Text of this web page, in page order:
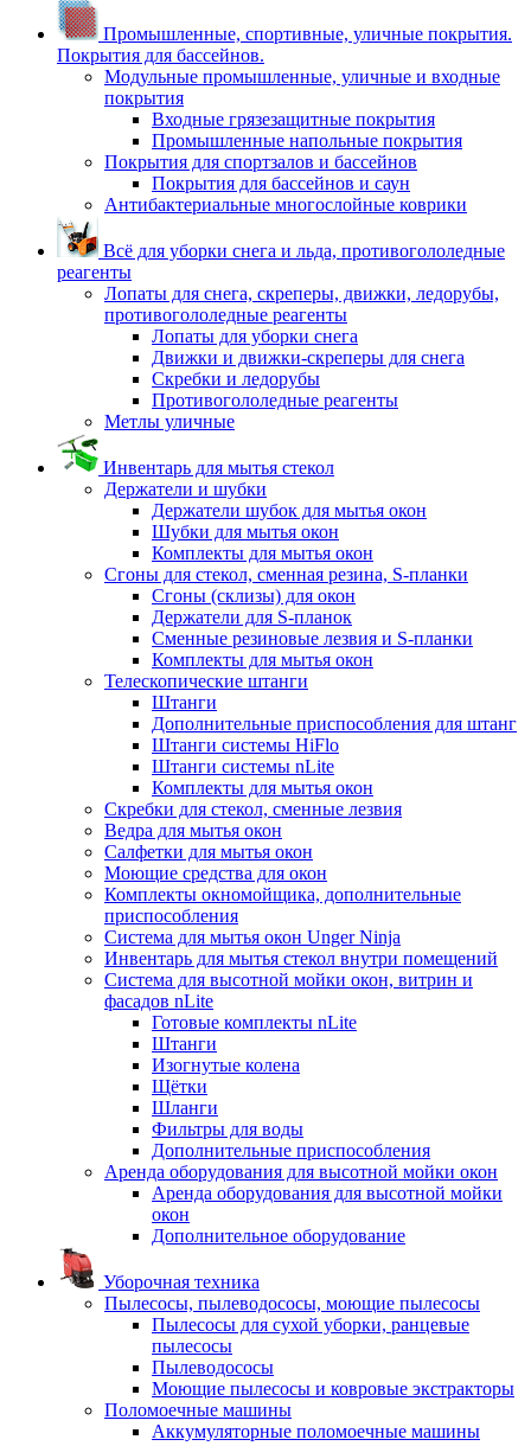
Промышленные, спортивные, уличные покрытия.
Покрытия для бассейнов.
Модульные промышленные, уличные и входные
покрытия
Входные грязезащитные покрытия
Промышленные напольные покрытия
Покрытия для спортзалов и бассейнов
Покрытия для бассейнов и саун
Антибактериальные многослойные коврики
Всё для уборки снега и льда, противогололедные
реагенты
Лопаты для снега, скреперы, движки, ледорубы,
противогололедные реагенты
Лопаты для уборки снега
Движки и движки-скреперы для снега
Скребки и ледорубы
Противогололедные реагенты
Метлы уличные
Инвентарь для мытья стекол
Держатели и шубки
Держатели шубок для мытья окон
Шубки для мытья окон
Комплекты для мытья окон
Сгоны для стекол, сменная резина, S-планки
Сгоны (склизы) для окон
Держатели для S-планок
Сменные резиновые лезвия и S-планки
Комплекты для мытья окон
Телескопические штанги
Штанги
Дополнительные приспособления для штанг
Штанги системы HiFlo
Штанги системы nLite
Комплекты для мытья окон
Скребки для стекол, сменные лезвия
Ведра для мытья окон
Салфетки для мытья окон
Моющие средства для окон
Комплекты окномойщика, дополнительные
приспособления
Система для мытья окон Unger Ninja
Инвентарь для мытья стекол внутри помещений
Система для высотной мойки окон, витрин и
фасадов nLite
Готовые комплекты nLite
Штанги
Изогнутые колена
Щётки
Шланги
Фильтры для воды
Дополнительные приспособления
Аренда оборудования для высотной мойки окон
Аренда оборудования для высотной мойки
окон
Дополнительное оборудование
Уборочная техника
Пылесосы, пылеводососы, моющие пылесосы
Пылесосы для сухой уборки, ранцевые
пылесосы
Пылеводососы
Моющие пылесосы и ковровые экстракторы
Поломоечные машины
Аккумуляторные поломоечные машины